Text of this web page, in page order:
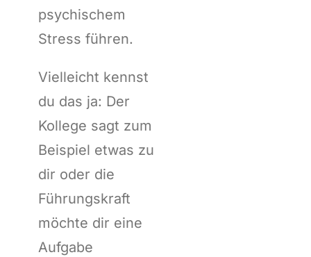
psychischem
Stress führen.
Vielleicht kennst
du das ja: Der
Kollege sagt zum
Beispiel etwas zu
dir oder die
Führungskraft
möchte dir eine
Aufgabe